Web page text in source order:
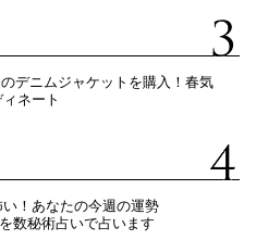
デニムジャケットを購入！春気
ネート
！あなたの今週の運勢
数秘術占いで占います